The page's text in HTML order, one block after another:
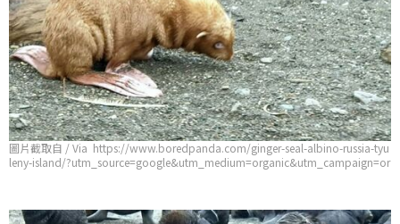
圖片截取自 / Via https://www.boredpanda.com/ginger-seal-albino-russia-tyu
leny-island/?utm_source=google&utm_medium=organic&utm_campaign=or